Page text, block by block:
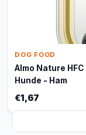
DOG FOOD
Almo Nature
Hunde - Ham
€1,67